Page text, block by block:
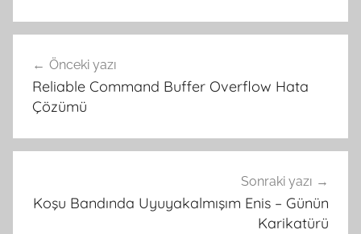
gezinmesi
Önceki yazı
Reliable Command Buffer Overflow Hata
Çözümü
Sonraki yazı
Koşu Bandında Uyuyakalmışım Enis – Günün
Karikatürü